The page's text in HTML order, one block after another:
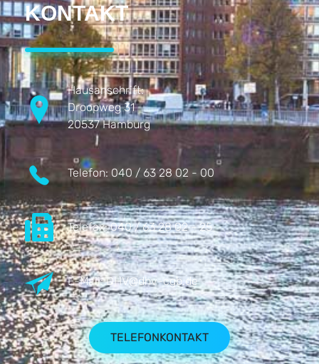
KONTAKT
Hausanschrift:
Droopweg 31
20537 Hamburg
Telefon: 040 / 63 28 02 - 00
Telefax:040 / 63 28 02 - 25
E-Mail:DHV@dhv-cgb.de
TELEFONKONTAKT